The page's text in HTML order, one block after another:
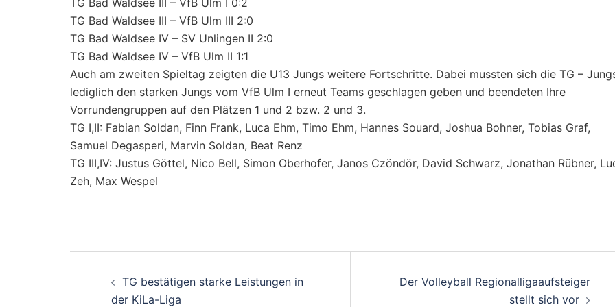
TG Bad Waldsee III – VfB Ulm III 2:0
TG Bad Waldsee IV – SV Unlingen II 2:0
TG Bad Waldsee IV – VfB Ulm II 1:1
Auch am zweiten Spieltag zeigten die U13 Jungs weitere Fortschritte. Dabei mussten sich die TG –
lediglich den starken Jungs vom VfB Ulm I erneut Teams geschlagen geben und beendeten Ihre
Vorrundengruppen auf den Plätzen 1 und 2 bzw. 2 und 3.
TG I,II: Fabian Soldan, Finn Frank, Luca Ehm, Timo Ehm, Hannes Souard, Joshua Bohner, Tobias Graf,
Samuel Degasperi, Marvin Soldan, Beat Renz
TG III,IV: Justus Göttel, Nico Bell, Simon Oberhofer, Janos Czöndör, David Schwarz, Jonathan Rübner,
Zeh, Max Wespel
TG bestätigen starke Leistungen in
der KiLa-Liga
Der Volleyball Regionalligaaufsteiger
stellt sich vor